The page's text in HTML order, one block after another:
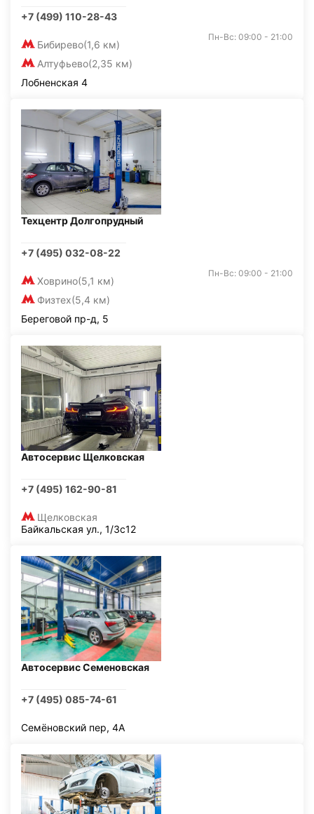
+7 (499) 110-28-43
Бибирево(1,6 км)
Алтуфьево(2,35 км)
Пн-Вс: 09:00 - 21:00
Лобненская 4
Техцентр Долгопрудный
+7 (495) 032-08-22
Ховрино(5,1 км)
Физтех(5,4 км)
Пн-Вс: 09:00 - 21:00
Береговой пр-д, 5
Автосервис Щелковская
+7 (495) 162-90-81
Щелковская
Байкальская ул., 1/3с12
Автосервис Семеновская
+7 (495) 085-74-61
Семёновский пер, 4А